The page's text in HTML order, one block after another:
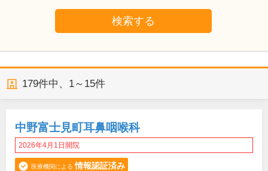
検索する
179件中、 1～15件
中野富士見町耳鼻咽喉科
2026年4月1日開院
医療機関による 情報認証済み